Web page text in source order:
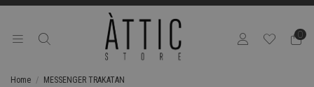
0
Home MESSENGER TRAKATAN